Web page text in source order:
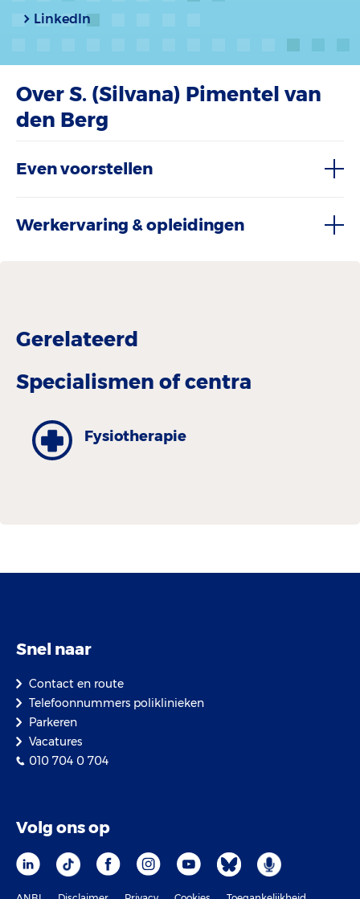
LinkedIn
Over S. (Silvana) Pimentel van
den Berg
Even voorstellen
Werkervaring & opleidingen
Gerelateerd
Specialismen of centra
Fysiotherapie
Snel naar
Contact en route
Telefoonnummers poliklinieken
Parkeren
Vacatures
010 704 0 704
Volg ons op